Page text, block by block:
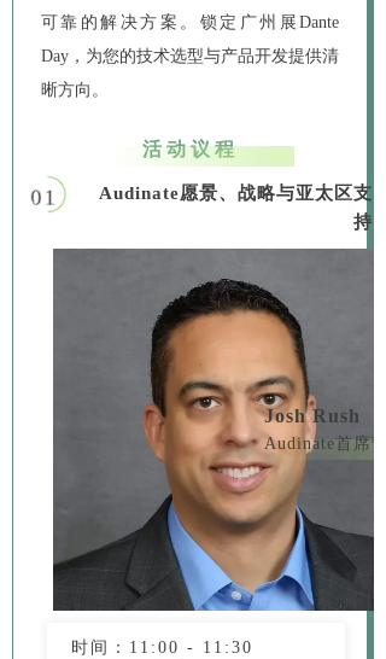
可靠的解决方案。锁定广州展Dante
Day，为您的技术选型与产品开发提供清
晰方向。
活动议程
01
Audinate愿景、战略与亚太区支
持
Josh Rush
Audinate首席
时间：11:00 - 11:30